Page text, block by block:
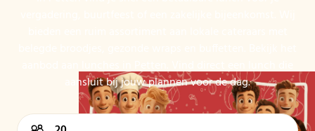
aansluit bij jouw plannen voor de dag.